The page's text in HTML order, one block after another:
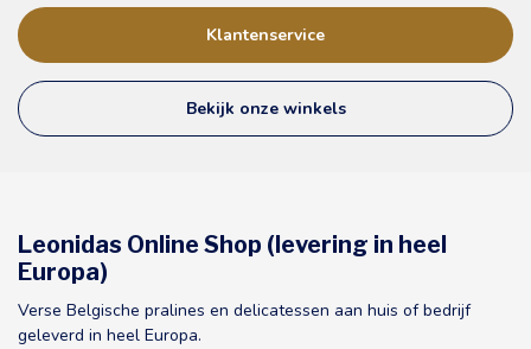
Klantenservice
Bekijk onze winkels
Leonidas Online Shop (levering in heel
Europa)
Verse Belgische pralines en delicatessen aan huis of bedrijf
geleverd in heel Europa.